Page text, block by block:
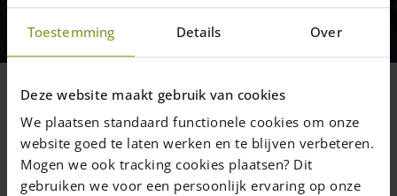
Toestemming Details Over
Deze website maakt gebruik van cookies
We plaatsen standaard functionele cookies om onze
website goed te laten werken en te blijven verbeteren.
Mogen we ook tracking cookies plaatsen? Dit
gebruiken we voor een persoonlijk ervaring op onze
De winnaar van de maand
januari 2021
2 februari 2021 —Rachel
2 min. leestijd